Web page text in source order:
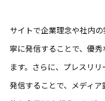
サイトで企業理念や社内
寧に発信することで、優
ます。さらに、プレスリ
発信することで、メディ